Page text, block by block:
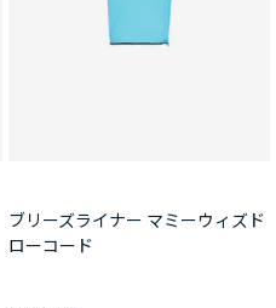
ブリーズライナー マミーウィズド
ローコード